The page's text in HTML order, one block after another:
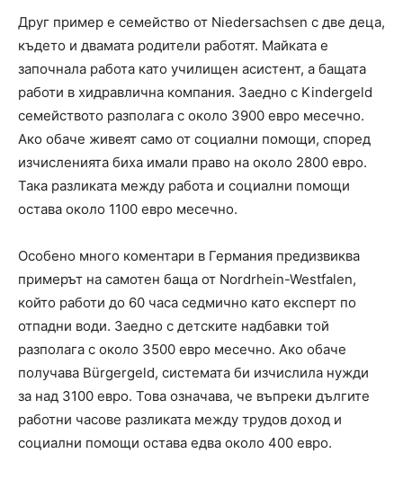
Друг пример е семейство от Niedersachsen с две деца,
където и двамата родители работят. Майката е
започнала работа като училищен асистент, а бащата
работи в хидравлична компания. Заедно с Kindergeld
семейството разполага с около 3900 евро месечно.
Ако обаче живеят само от социални помощи, според
изчисленията биха имали право на около 2800 евро.
Така разликата между работа и социални помощи
остава около 1100 евро месечно.
Особено много коментари в Германия предизвиква
примерът на самотен баща от Nordrhein-Westfalen,
който работи до 60 часа седмично като експерт по
отпадни води. Заедно с детските надбавки той
разполага с около 3500 евро месечно. Ако обаче
получава Bürgergeld, системата би изчислила нужди
за над 3100 евро. Това означава, че въпреки дългите
работни часове разликата между трудов доход и
социални помощи остава едва около 400 евро.